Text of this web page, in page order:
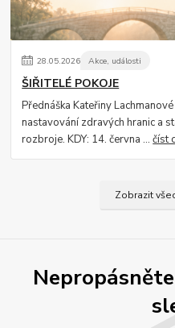
28.05.2026 Akce, události
ŠIŘITELÉ POKOJE
Přednáška Kateřiny
nastavování zdravých hranic a
rozbroje. KDY: 14. června ...číst
Zobrazit